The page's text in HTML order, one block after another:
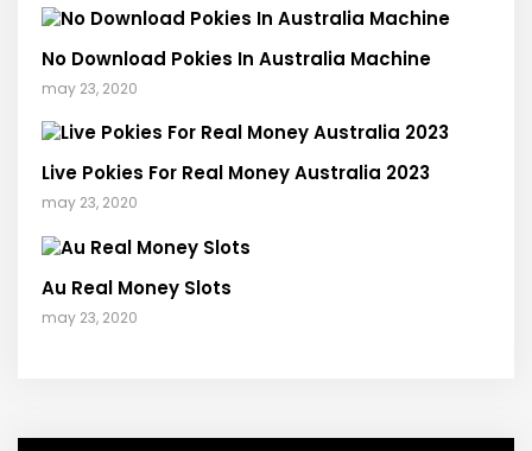
No Download Pokies In Australia Machine
may 23, 2020
Live Pokies For Real Money Australia 2023
may 23, 2020
Au Real Money Slots
may 23, 2020